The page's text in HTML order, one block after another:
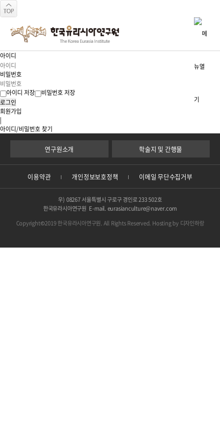
이용약관
아이디
비밀번호
아이디 저장 비밀번호 저장
회원가입
|
아이디/비밀번호 찾기
연구원소개 학술지 및 간행물
이용약관 개인정보보호정책 이메일 무단수집거부
우) 08267 서울특별시 구로구 경인로 233 502호
한국유라시아연구원 E-mail. eurasianculture@naver.com
Copyright©2019 한국유라시아연구원. All Rights Reserved. Hosting by 디자인하랑